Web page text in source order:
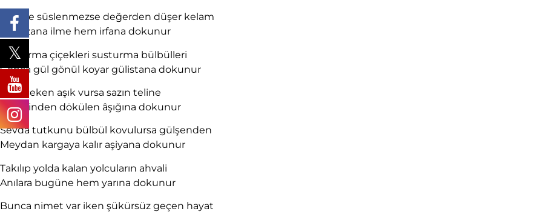
Edeple süslenmezse değerden düşer kelam
Akla izana ilme hem irfana dokunur
Soldurma çiçekleri susturma bülbülleri
Gonca gül gönül koyar gülistana dokunur
Dert çeken aşık vursa sazın teline
Yüreğinden dökülen âşığına dokunur
Sevda tutkunu bülbül kovulursa gülşenden
Meydan kargaya kalır aşiyana dokunur
Takılıp yolda kalan yolcuların ahvali
Anılara bugüne hem yarına dokunur
Bunca nimet var iken şükürsüz geçen hayat